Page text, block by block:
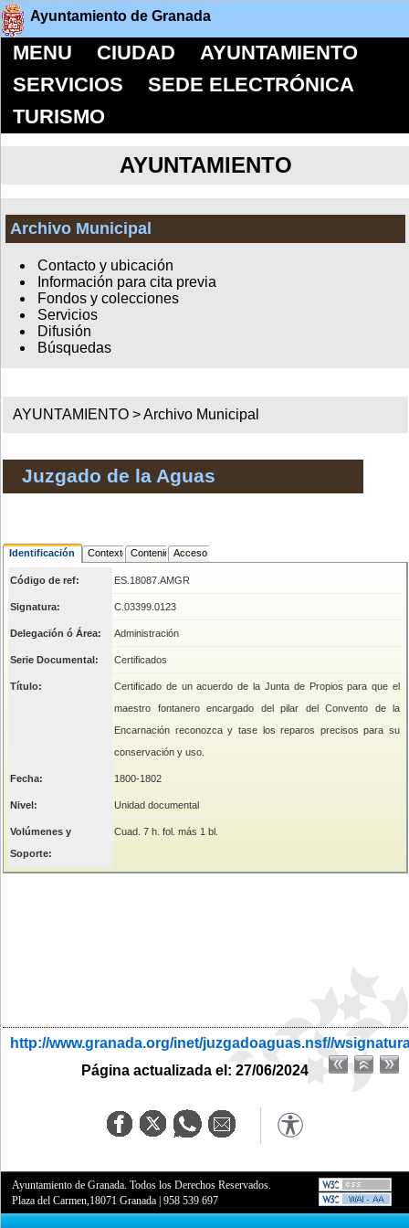
Ayuntamiento de Granada
MENU CIUDAD
AYUNTAMIENTO
SERVICIOS
SEDE ELECTRÓNICA
TURISMO
AYUNTAMIENTO
Archivo Municipal
Contacto y ubicación
Información para cita previa
Fondos y colecciones
Servicios
Difusión
Búsquedas
AYUNTAMIENTO >Archivo Municipal
Juzgado de la Aguas
Identificación Contexto ContenidoAcceso
Código de ref: ES.18087.AMGR
Signatura: C.03399.0123
Delegación ó Área: Administración
Serie Documental: Certificados
Título:
Certificado de un acuerdo de la Junta de Propios para que el
maestro fontanero encargado del pilar del Convento de la
Encarnación reconozca y tase los reparos precisos para su
conservación y uso.
Fecha: 1800-1802
Nivel: Unidad documental
Volúmenes y
Soporte:
Cuad. 7 h. fol. más 1 bl.
http://www.granada.org/inet/juzgadoaguas.nsf//
Página actualizada el: 27/06/2024
Ayuntamiento de Granada. Todos los Derechos Reservados.
Plaza del Carmen,18071 Granada |958 539 697